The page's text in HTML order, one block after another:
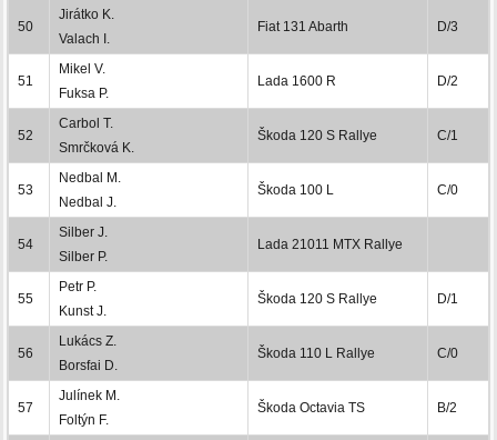
50
Jirátko K.
Valach I.
Fiat 131 Abarth D/3
51
Mikel V.
Fuksa P.
Lada 1600 R D/2
52
Carbol T.
Smrčková K.
Škoda 120 S Rallye C/1
53
Nedbal M.
Nedbal J.
Škoda 100 L C/0
54
Silber J.
Silber P.
Lada 21011 MTX Rallye
55
Petr P.
Kunst J.
Škoda 120 S Rallye D/1
56
Lukács Z.
Borsfai D.
Škoda 110 L Rallye C/0
57
Julínek M.
Foltýn F.
Škoda Octavia TS B/2